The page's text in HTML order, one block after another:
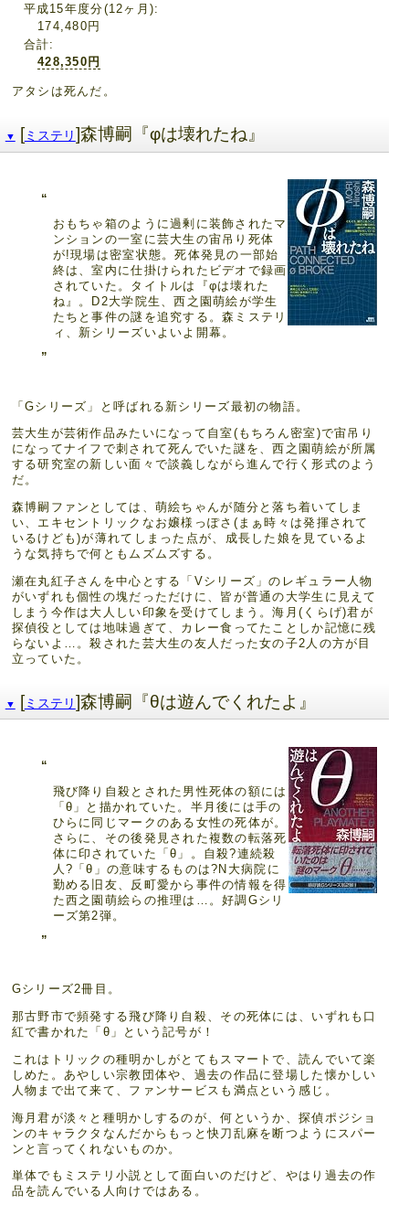
平成15年度分(12ヶ月)
174,480円
合計
428,350円
アタシは死んだ。
▼ [ ミステリ]森博嗣『φは壊れたね』
おもちゃ箱のように過剰に装飾されたマ
ンションの一室に芸大生の宙吊り死体
が!現場は密室状態。死体発見の一部始
終は、室内に仕掛けられたビデオで録画
されていた。タイトルは『φは壊れた
ね』。D2大学院生、西之園萌絵が学生
たちと事件の謎を追究する。森ミステリ
ィ、新シリーズいよいよ開幕。
「Gシリーズ」と呼ばれる新シリーズ最初の物語。
芸大生が芸術作品みたいになって自室(もちろん密室)で宙吊り
になってナイフで刺されて死んでいた謎を、西之園萌絵が所属
する研究室の新しい面々で談義しながら進んで行く形式のよう
だ。
森博嗣ファンとしては、萌絵ちゃんが随分と落ち着いてしま
い、エキセントリックなお嬢様っぽさ(まぁ時々は発揮されて
いるけども)が薄れてしまった点が、成長した娘を見ているよ
うな気持ちで何ともムズムズする。
瀬在丸紅子さんを中心とする「Vシリーズ」のレギュラー人物
がいずれも個性の塊だっただけに、皆が普通の大学生に見えて
しまう今作は大人しい印象を受けてしまう。海月(くらげ)君が
探偵役としては地味過ぎて、カレー食ってたことしか記憶に残
らないよ…。殺された芸大生の友人だった女の子2人の方が目
立っていた。
▼ [ ミステリ]森博嗣『θは遊んでくれたよ』
飛び降り自殺とされた男性死体の額には
「θ」と描かれていた。半月後には手の
ひらに同じマークのある女性の死体が。
さらに、その後発見された複数の転落死
体に印されていた「θ」。自殺?連続殺
人?「θ」の意味するものは?N大病院に
勤める旧友、反町愛から事件の情報を得
た西之園萌絵らの推理は…。好調Gシリ
ーズ第2弾。
Gシリーズ2冊目。
那古野市で頻発する飛び降り自殺、その死体には、いずれも口
紅で書かれた「θ」という記号が！
これはトリックの種明かしがとてもスマートで、読んでいて楽
しめた。あやしい宗教団体や、過去の作品に登場した懐かしい
人物まで出て来て、ファンサービスも満点という感じ。
海月君が淡々と種明かしするのが、何というか、探偵ポジショ
ンのキャラクタなんだからもっと快刀乱麻を断つようにスパー
ンと言ってくれないものか。
単体でもミステリ小説として面白いのだけど、やはり過去の作
品を読んでいる人向けではある。